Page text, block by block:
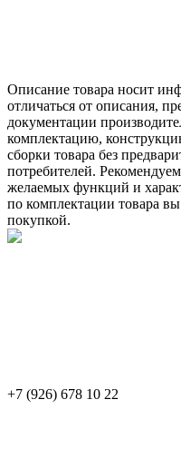
Описание товара носит
отличаться от описания,
документации
комплектацию,
сборки товара без
потребителей.
желаемых функций и
по комплектации товара
покупкой.
+7 (926) 678 10 22